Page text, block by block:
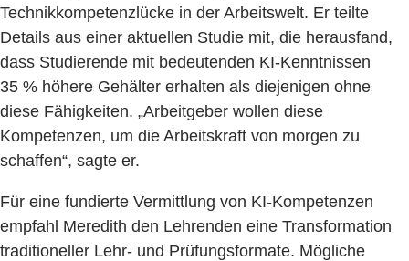
Technikkompetenzlücke in der Arbeitswelt. Er teilte
Details aus einer aktuellen Studie mit, die herausfand,
dass Studierende mit bedeutenden KI-Kenntnissen
35 % höhere Gehälter erhalten als diejenigen ohne
diese Fähigkeiten. „Arbeitgeber wollen diese
Kompetenzen, um die Arbeitskraft von morgen zu
schaffen“, sagte er.
Für eine fundierte Vermittlung von KI-Kompetenzen
empfahl Meredith den Lehrenden eine Transformation
traditioneller Lehr- und Prüfungsformate. Mögliche